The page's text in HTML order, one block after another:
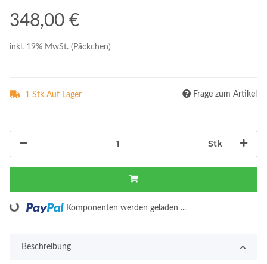
348,00 €
inkl. 19% MwSt. (Päckchen)
1 Stk Auf Lager Frage zum Artikel
Stk
Loading... Komponenten werden geladen ...
Beschreibung